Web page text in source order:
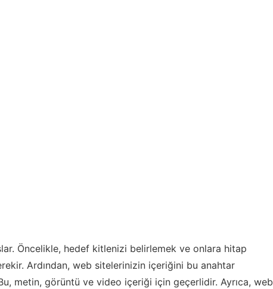
Öncelikle, hedef kitlenizi belirlemek ve onlara hitap
Ardından, web sitelerinizin içeriğini bu anahtar
metin, görüntü ve video içeriği için geçerlidir. Ayrıca, web